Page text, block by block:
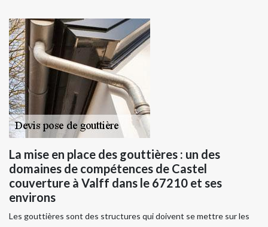
La mise en place des gouttières : un des
domaines de compétences de Castel
couverture à Valff dans le 67210 et ses
environs
Les gouttières sont des structures qui doivent se mettre sur les